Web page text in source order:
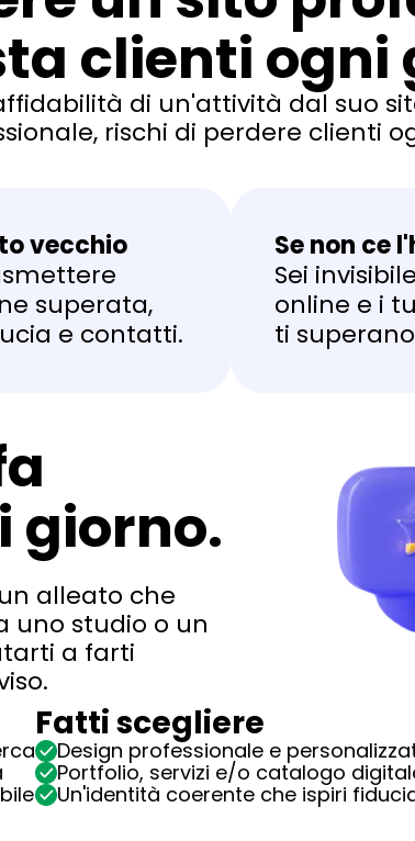
clienti ogni
di un'attività dal suo
rischi di perdere clienti
vecchio
superata,
e contatti.
Se non ce
Sei
online e i
ti
giorno.
alleato che
uno studio o un
a farti
.
Fatti scegliere
Design professionale e
Portfolio, servizi e/o catalogo
Un'identità coerente che ispiri